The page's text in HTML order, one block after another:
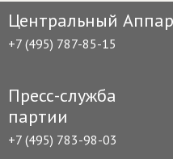
Центральный
+7 (495) 787-85-15
Пресс-служба
партии
+7 (495) 783-98-03